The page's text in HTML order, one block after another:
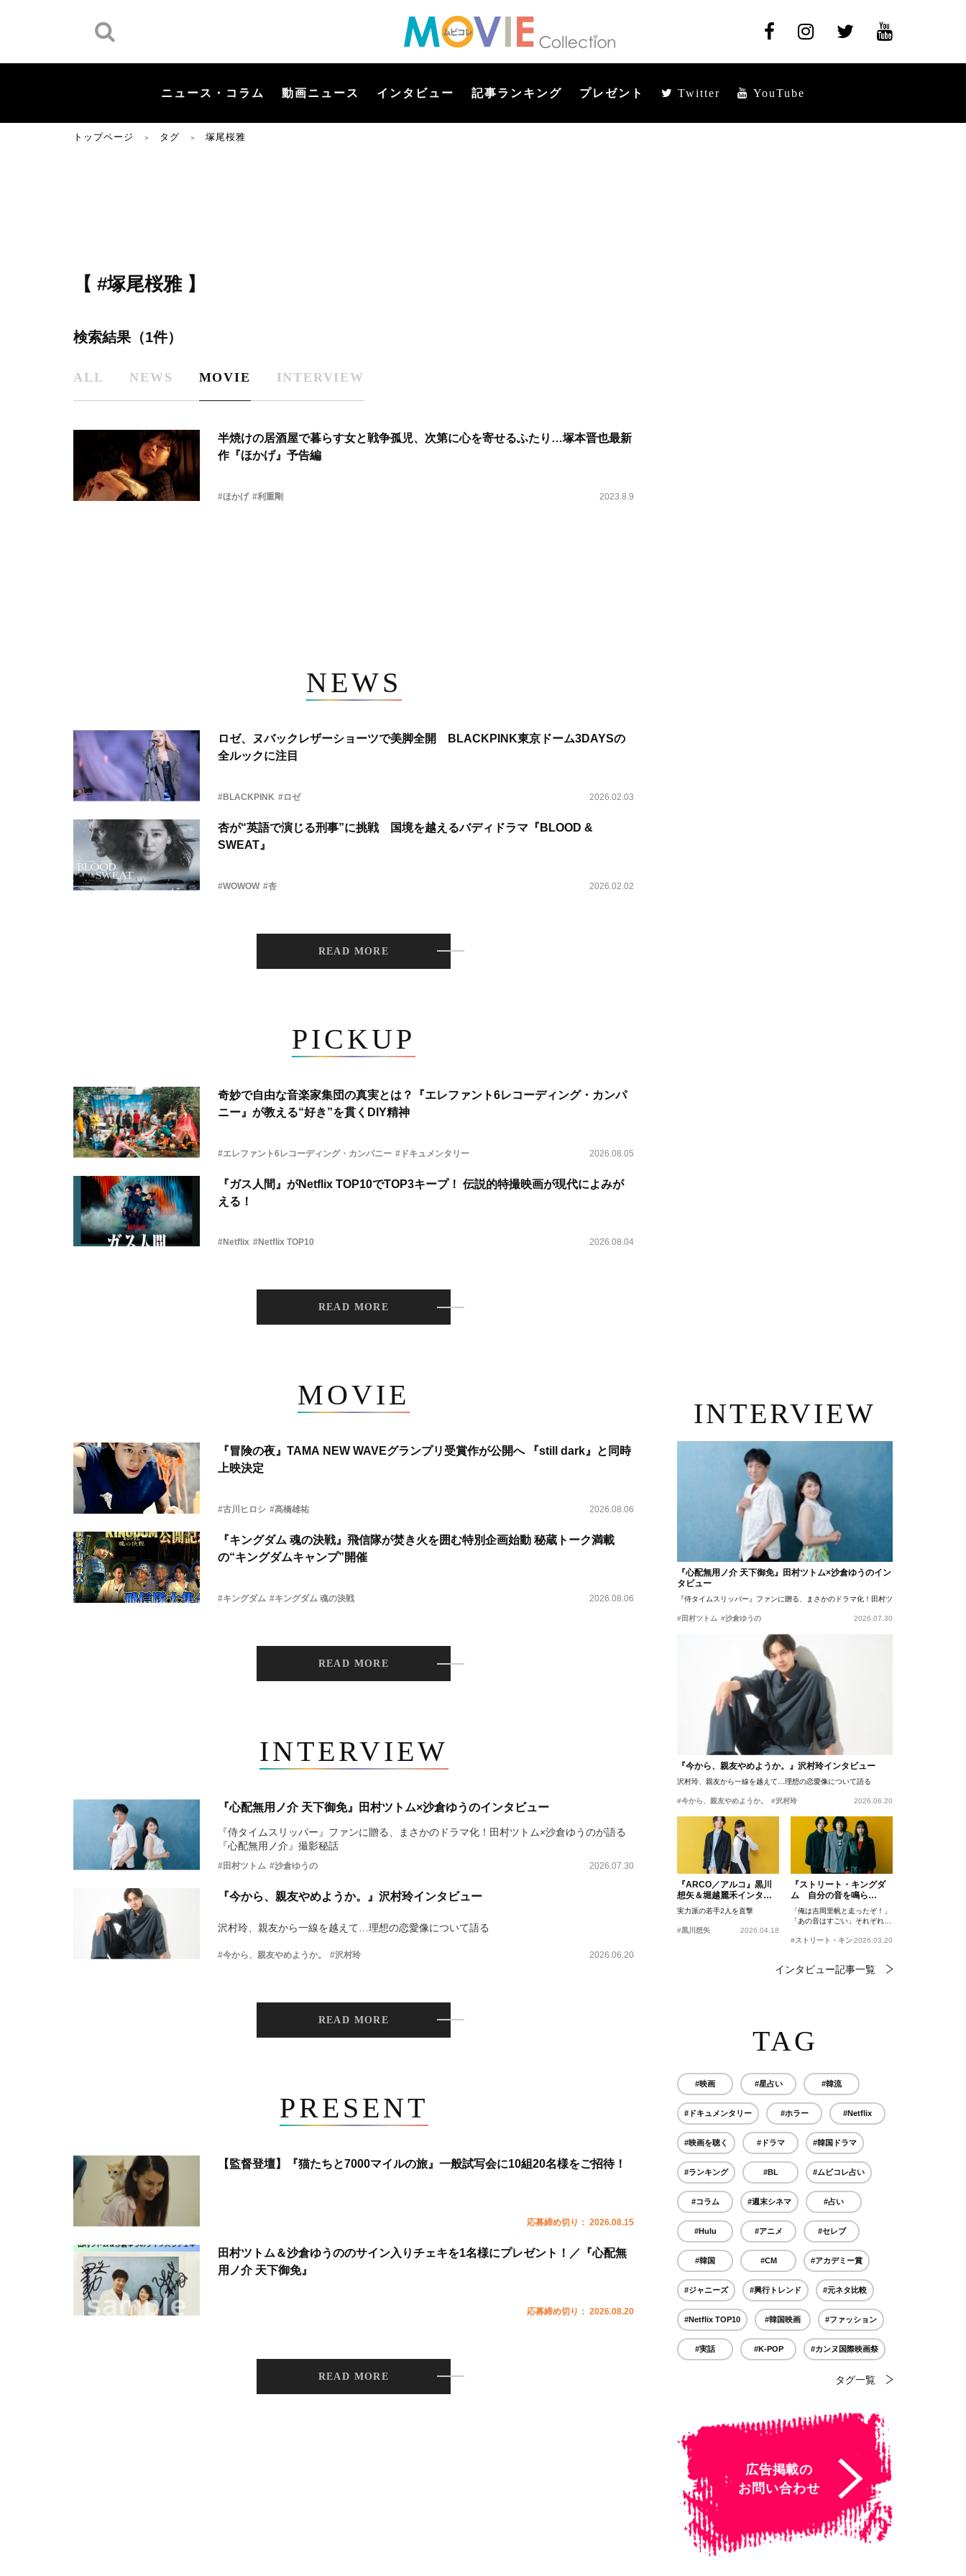
ニュース・コラム 動画ニュース インタビュー 記事ランキング プレゼント Twitter YouTube
トップページ ＞ タグ ＞ 塚尾桜雅
【 #塚尾桜雅 】
検索結果（1件）
ALL NEWS MOVIE INTERVIEW
半焼けの居酒屋で暮らす女と戦争孤児、次第に心を寄せるふたり…塚本晋也最新
作『ほかげ』予告編
#ほかげ #利重剛 2023.8.9
NEWS
ロゼ、ヌバックレザーショーツで美脚全開 BLACKPINK東京ドーム3DAYSの
全ルックに注目
#BLACKPINK #ロゼ 2026.02.03
杏が“英語で演じる刑事”に挑戦 国境を越えるバディドラマ『BLOOD &
SWEAT』
#WOWOW #杏 2026.02.02
READ MORE
PICKUP
奇妙で自由な音楽家集団の真実とは？『エレファント6レコーディング・カンパ
ニー』が教える“好き”を貫くDIY精神
#エレファント6レコーディング・カンパニー #ドキュメンタリー 2026.08.05
『ガス人間』がNetflix TOP10でTOP3キープ！ 伝説的特撮映画が現代によみが
える！
#Netflix #Netflix TOP10 2026.08.04
READ MORE
MOVIE
『冒険の夜』TAMA NEW WAVEグランプリ受賞作が公開へ 『still dark』と同時
上映決定
#古川ヒロシ #髙橋雄祐 2026.08.06
『キングダム 魂の決戦』飛信隊が焚き火を囲む特別企画始動 秘蔵トーク満載
の“キングダムキャンプ”開催
#キングダム #キングダム 魂の決戦 2026.08.06
READ MORE
INTERVIEW
『心配無用ノ介 天下御免』田村ツトム×沙倉ゆうのインタビュー
『侍タイムスリッパー』ファンに贈る、まさかのドラマ化！田村ツトム×沙倉ゆうのが語る
『心配無用ノ介』撮影秘話
#田村ツトム #沙倉ゆうの 2026.07.30
『今から、親友やめようか。』沢村玲インタビュー
沢村玲、親友から一線を越えて…理想の恋愛像について語る
#今から、親友やめようか。 #沢村玲 2026.06.20
READ MORE
PRESENT
【監督登壇】『猫たちと7000マイルの旅』一般試写会に10組20名様をご招待！
応募締め切り： 2026.08.15
田村ツトム＆沙倉ゆうののサイン入りチェキを1名様にプレゼント！／『心配無
用ノ介 天下御免』
応募締め切り： 2026.08.20
READ MORE
INTERVIEW
『心配無用ノ介 天下御免』田村ツトム×沙倉ゆうのイン
タビュー
『侍タイムスリッパー』ファンに贈る、まさかのドラマ化！田村ツトム×沙倉ゆうのが語
#田村ツトム #沙倉ゆうの 2026.07.30
『今から、親友やめようか。』沢村玲インタビュー
沢村玲、親友から一線を越えて…理想の恋愛像について語る
#今から、親友やめようか。 #沢村玲 2026.06.20
『ARCO／アルコ』黒川
想矢＆堀越麗禾インタビ
ュー
実力派の若手2人を直撃
#黒川想矢 2026.04.18
『ストリート・キングダ
ム 自分の音を鳴ら
せ。』峯田和伸、若葉竜
也、吉岡里帆インタビュ
ー
「俺は吉岡里帆と走ったぞ！」
「あの音はすごい」それぞれの
#ストリート・キングダム 自分の音を鳴らせ。
2026.03.20
インタビュー記事一覧
TAG
#映画 #星占い #韓流
#ドキュメンタリー #ホラー #Netflix
#映画を聴く #ドラマ #韓国ドラマ
#ランキング #BL #ムビコレ占い
#コラム #週末シネマ #占い
#Hulu #アニメ #セレブ
#韓国 #CM #アカデミー賞
#ジャニーズ #興行トレンド #元ネタ比較
#Netflix TOP10 #韓国映画 #ファッション
#実話 #K-POP #カンヌ国際映画祭
タグ一覧
広告掲載の
お問い合わせ